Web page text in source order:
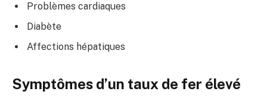
Problèmes cardiaques
Diabète
Affections hépatiques
Symptômes d’un taux de fer élevé